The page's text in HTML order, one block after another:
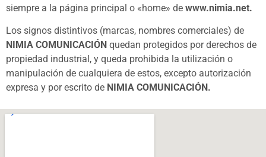
siempre a la página principal o «home» de www.nimia.net.
Los signos distintivos (marcas, nombres comerciales) de
NIMIA COMUNICACIÓN quedan protegidos por derechos de
propiedad industrial, y queda prohibida la utilización o
manipulación de cualquiera de estos, excepto autorización
expresa y por escrito de NIMIA COMUNICACIÓN.